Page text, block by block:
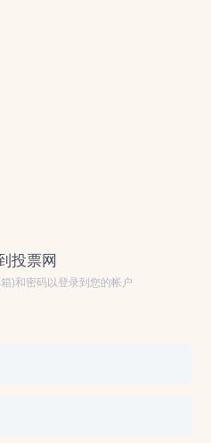
投票网
)和密码以登录到您的帐户